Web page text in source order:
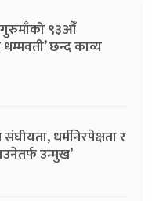
गुरुमाँको ९३औँ
छन्द काव्य
धर्मनिरपेक्षता र
उन्मुख’